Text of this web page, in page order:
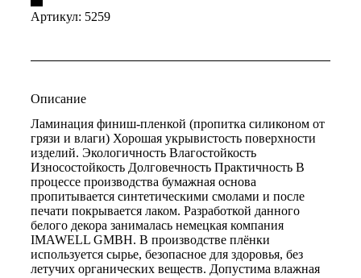
Артикул: 5259
Описание
Ламинация финиш-пленкой (пропитка силиконом от
грязи и влаги) Хорошая укрывистость поверхности
изделий. Экологичность Влагостойкость
Износостойкость Долговечность Практичность В
процессе производства бумажная основа
пропитывается синтетическими смолами и после
печати покрывается лаком. Разработкой данного
белого декора занималась немецкая компания
IMAWELL GMBH. В производстве плёнки
используется сырье, безопасное для здоровья, без
летучих органических веществ. Допустима влажная